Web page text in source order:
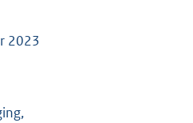
2023